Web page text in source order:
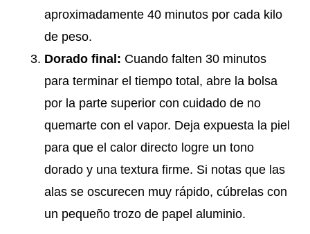
aproximadamente 40 minutos por cada kilo
de peso.
Dorado final: Cuando falten 30 minutos
para terminar el tiempo total, abre la bolsa
por la parte superior con cuidado de no
quemarte con el vapor. Deja expuesta la piel
para que el calor directo logre un tono
dorado y una textura firme. Si notas que las
alas se oscurecen muy rápido, cúbrelas con
un pequeño trozo de papel aluminio.